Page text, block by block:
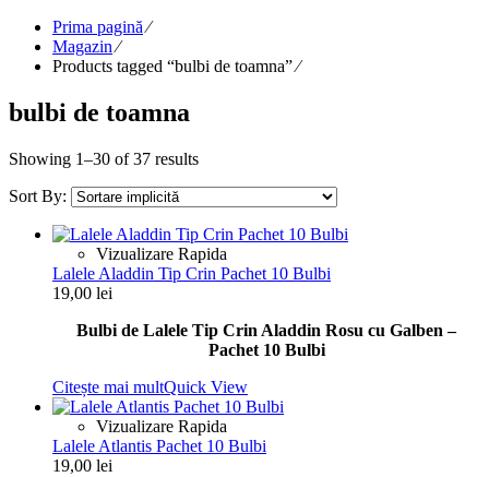
Prima pagină⁄
Magazin ⁄
Products tagged “bulbi de toamna”⁄
bulbi de toamna
Showing 1–30 of 37 results
Sort By:
Vizualizare Rapida
Lalele Aladdin Tip Crin Pachet 10 Bulbi
19,00 lei
Bulbi de Lalele Tip Crin Aladdin Rosu cu Galben –
Pachet 10 Bulbi
Citește mai multQuick View
Vizualizare Rapida
Lalele Atlantis Pachet 10 Bulbi
19,00 lei